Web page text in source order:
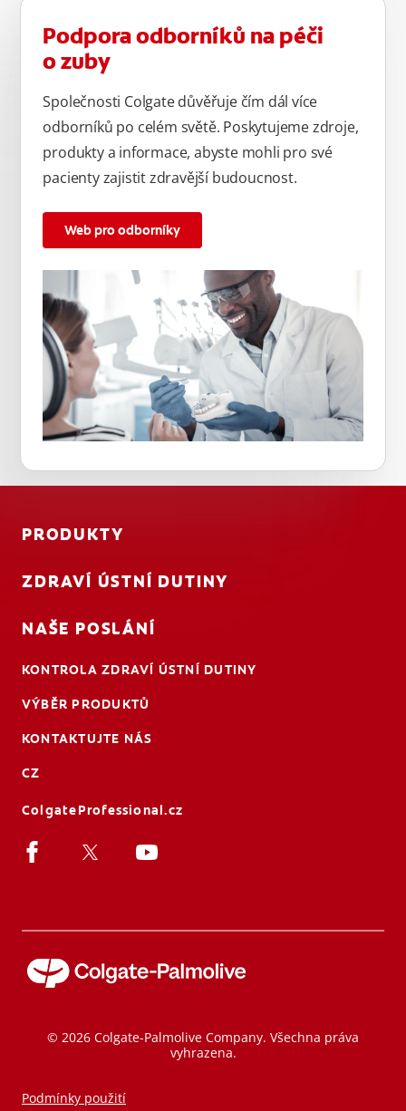
Podpora odborníků na péči
o zuby
Společnosti Colgate důvěřuje čím dál více
odborníků po celém světě. Poskytujeme zdroje,
produkty a informace, abyste mohli pro své
pacienty zajistit zdravější budoucnost.
Web pro odborníky
PRODUKTY
ZDRAVÍ ÚSTNÍ DUTINY
NAŠE POSLÁNÍ
KONTROLA ZDRAVÍ ÚSTNÍ DUTINY
VÝBĚR PRODUKTŮ
KONTAKTUJTE NÁS
CZ
ColgateProfessional.cz
© 2026 Colgate-Palmolive Company. Všechna práva
vyhrazena.
Podmínky použití